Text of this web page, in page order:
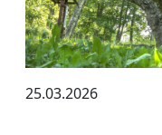
25.03.2026